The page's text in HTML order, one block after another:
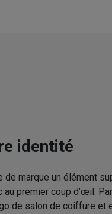
identité
de marque un élément
premier coup d’œil.
de salon de coiffure et